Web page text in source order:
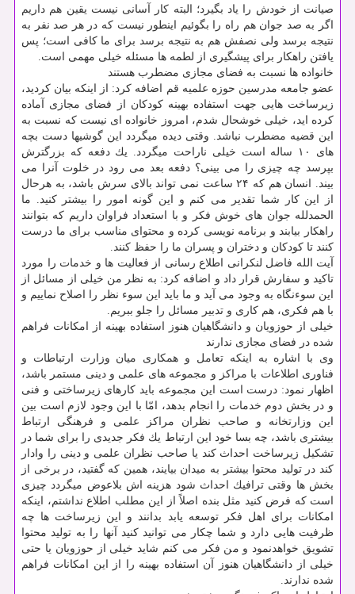
صیانت از خودش را یاد بگیرد؛ البته كار آسانی نیست یقین هم داریم
اگر به صد جوان هم راه را بگوئیم اینطور نیست كه در هر صد نفر به
نتیجه برسد ولی نصفش هم به نتیجه برسد برای ما كافی است؛ پس
یافتن راهكار برای پیشگیری از لطمه ها مسئله خیلی مهمی است.
خانواده ها نسبت به فضای مجازی مضطرب هستند
عضو جامعه مدرسین حوزه علمیه قم اضافه كرد: از اینكه بیان كردید،
زیرساخت هایی جهت استفاده بهینه كودكان از فضای مجازی آماده
كرده اید، خیلی خوشحال شدم، امروز خانواده ای نیست كه نسبت به
این قضیه مضطرب نباشد. وقتی دیده میگردد این گوشیها دست بچه
های ۱۰ ساله است خیلی ناراحت میگردد. یك دفعه كه بزرگترش
بپرسد چه چیزی را می بینی؟ دفعه بعد می رود در خلوت آنرا می
بیند. انسان هم كه ۲۴ ساعت نمی تواند بالای سرش باشد، به هرحال
از این كار شما تقدیر می كنم و این گونه امور را بیشتر كنید. ما
الحمدلله جوان های خوش فكر و با استعداد فراوان داریم كه بتوانند
راهكار بیابند و برنامه نویسی كرده و محتوای مناسب برای ما درست
كنند تا كودكان و دختران و پسران ما را حفظ كنند.
آیت الله فاضل لنكرانی اطلاع رسانی از فعالیت ها و خدمات را مورد
تاكید و سفارش قرار داد و اضافه كرد: به نظر من خیلی از مسائل از
این سوءنگاه به وجود می آید و ما باید این سوء نظر را اصلاح نماییم و
با هم فكری، هم كاری و تدبیر مسائل را جلو ببریم.
خیلی از حوزویان و دانشگاهیان هنوز استفاده بهینه از امكانات فراهم
شده در فضای مجازی ندارند
وی با اشاره به اینكه تعامل و همكاری میان وزارت ارتباطات و
فناوری اطلاعات با مراكز و مجموعه های علمی و دینی مستمر باشد،
اظهار نمود: درست است این مجموعه باید كارهای زیرساختی و فنی
و در بخش دوم خدمات را انجام بدهد، امّا با این وجود لازم است بین
این وزارتخانه و صاحب نظران مراكز علمی و فرهنگی ارتباط
بیشتری باشد، چه بسا خود این ارتباط یك فكر جدیدی را برای شما در
تشكیل زیرساخت احداث كند یا صاحب نظران علمی و دینی را وادار
كند در تولید محتوا بیشتر به میدان بیایند، همین كه گفتید، در برخی از
بخش ها وقتی ترافیك احداث شود هزینه اش بلاعوض میگردد چیزی
است كه فرض كنید مثل بنده اصلاً از این مطلب اطلاع نداشتم، اینكه
امكانات برای اهل فكر توسعه یابد بدانند و این زیرساخت ها چه
ظرفیت هایی دارد و شما چكار می توانید كنید آنها را به تولید محتوا
تشویق خواهدنمود و من فكر می كنم شاید خیلی از حوزویان یا حتی
خیلی از دانشگاهیان هنوز آن استفاده بهینه را از این امكانات فراهم
شده ندارند.